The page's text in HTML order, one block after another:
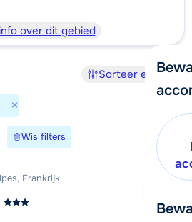
over dit gebied
Sorteer en filter
×
Wis filters
Frankrijk